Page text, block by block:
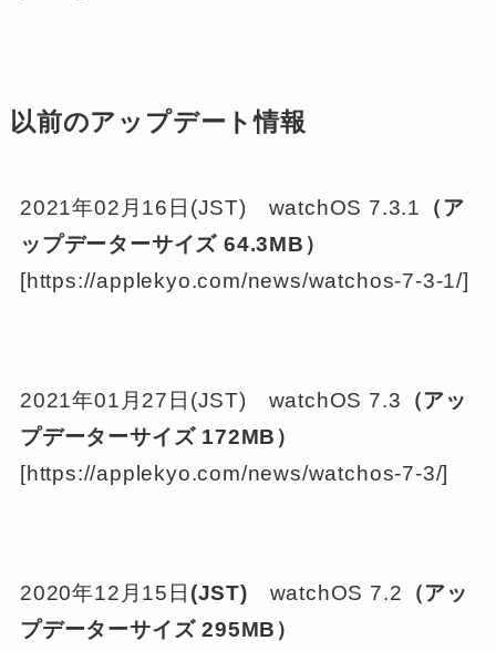
以前のアップデート情報
2021年02月16日(JST) watchOS 7.3.1
（ア
ップデーターサイズ 64.3MB ）
[https://applekyo.com/news/watchos-7-3-1/]
2021年01月27日(JST) watchOS 7.3 （アッ
プデーターサイズ 172MB ）
[https://applekyo.com/news/watchos-7-3/]
2020年12月15日 (JST) watchOS 7.2 （アッ
プデーターサイズ295MB ）